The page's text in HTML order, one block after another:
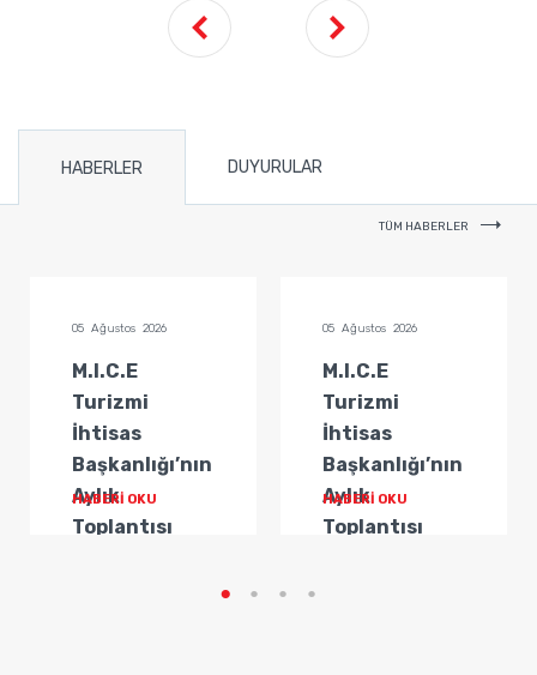
HABERLER DUYURULAR
TÜM HABERLER
05 Ağustos 2026
M.I.C.E
Turizmi
İhtisas
Başkanlığı’nın
Aylık
Toplantısı
HABERİ OKU
05 Ağustos 2026
M.I.C.E
Turizmi
İhtisas
Başkanlığı’nın
Aylık
Toplantısı
HABERİ OKU